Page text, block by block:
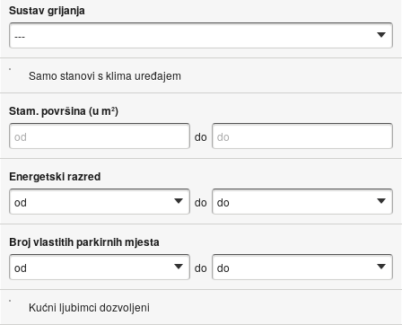
Sustav grijanja
Samo stanovi s klima uređajem
Stam. površina (u m²)
do
Energetski razred
do
Broj vlastitih parkirnih mjesta
do
Kućni ljubimci dozvoljeni